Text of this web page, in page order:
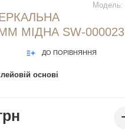
Модель:
МІДНА SW-
ДО ПОРІВНЯННЯ
основі